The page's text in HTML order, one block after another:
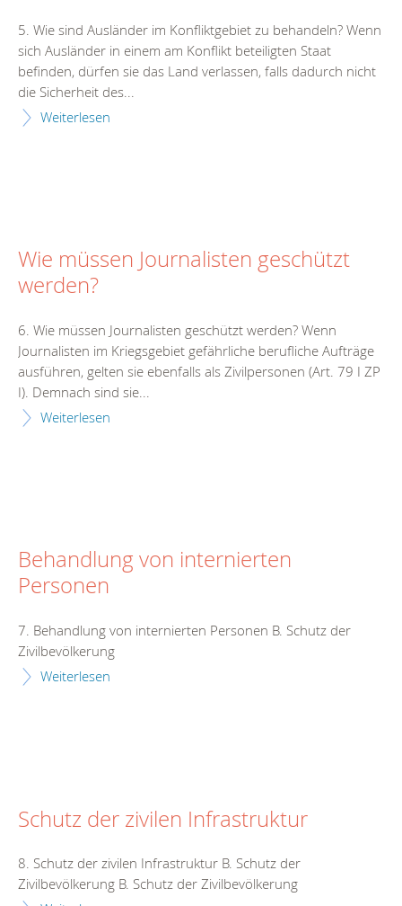
5. Wie sind Ausländer im Konfliktgebiet zu behandeln? Wenn
sich Ausländer in einem am Konflikt beteiligten Staat
befinden, dürfen sie das Land verlassen, falls dadurch nicht
die Sicherheit des...
Weiterlesen
Wie müssen Journalisten geschützt
werden?
6. Wie müssen Journalisten geschützt werden? Wenn
Journalisten im Kriegsgebiet gefährliche berufliche Aufträge
ausführen, gelten sie ebenfalls als Zivilpersonen (Art. 79 I ZP
I). Demnach sind sie...
Weiterlesen
Behandlung von internierten
Personen
7. Behandlung von internierten Personen B. Schutz der
Zivilbevölkerung
Weiterlesen
Schutz der zivilen Infrastruktur
8. Schutz der zivilen Infrastruktur B. Schutz der
Zivilbevölkerung B. Schutz der Zivilbevölkerung